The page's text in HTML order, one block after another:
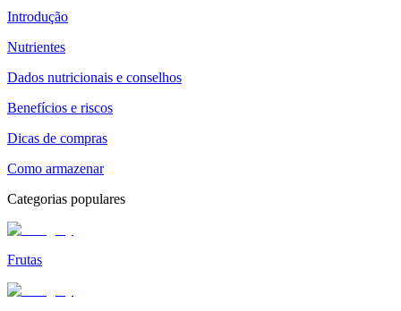
Introdução
Nutrientes
Dados nutricionais e conselhos
Benefícios e riscos
Dicas de compras
Como armazenar
Categorias populares
Frutas